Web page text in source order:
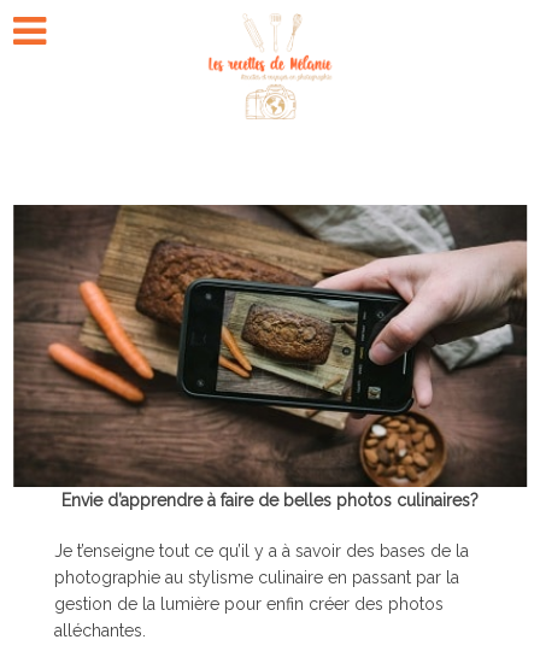
Envie d’apprendre à faire de belles photos culinaires?
Je t’enseigne tout ce qu’il y a à savoir des bases de la
photographie au stylisme culinaire en passant par la
gestion de la lumière pour enfin créer des photos
alléchantes.